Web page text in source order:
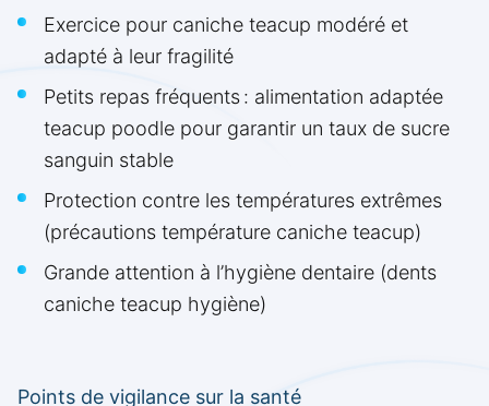
Exercice pour caniche teacup modéré et
adapté à leur fragilité
Petits repas fréquents : alimentation adaptée
teacup poodle pour garantir un taux de sucre
sanguin stable
Protection contre les températures extrêmes
(précautions température caniche teacup)
Grande attention à l’hygiène dentaire (dents
caniche teacup hygiène)
Points de vigilance sur la santé